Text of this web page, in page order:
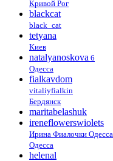
Кривой Рог
blackcat
black_cat
tetyana
Киев
natalyanoskova 6
Одесса
fialkavdom
vitaliyfialkin
Бердянск
maritabelashuk
ireneflowerswiolets
Ирина Фиалочки Одесса
Одесса
helenal